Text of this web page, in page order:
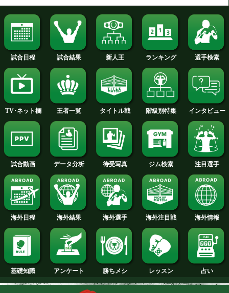
2016年
2015年
2014年
2013年
2012年
2011年
2010年